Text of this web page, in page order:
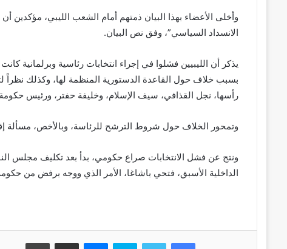
وأخلى الأعضاء بهذا البيان ذمتهم أمام الشعب الليبي، مؤكدين
الانسداد السياسي”، وفق نص البيان.
يذكر أن الليبيين فشلوا في إجراء انتخابات رئاسية وبرلمانية
بسبب خلاف حول القاعدة الدستورية المنظمة لها، وكذلك
رأسها، نجل القذافي، سيف الإسلام، وخليفة حفتر، ورئيس حكومة
وتمحور الخلاف حول شروط الترشح للرئاسة، وبالأخص، مسألة
ونتج عن فشل الانتخابات صراع حكومي، بدأ بعد تكليف مجلس
الداخلية الأسبق، فتحي باشاغا، الأمر الذي ووجه برفض من
فيسبوك تويتر سكايب ماسنجر مشاركة عبر البريد طباعة